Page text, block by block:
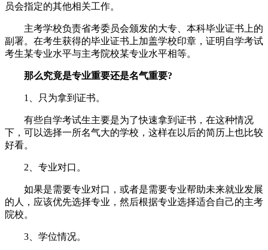
员会指定的其他相关工作。
主考学校负责省考委员会颁发的大专、本科毕业证书上的
副署。在考生获得的毕业证书上加盖学校印章，证明自学考试
考生某专业水平与主考院校某专业水平相等。
那么究竟是专业重要还是名气重要?
1、只为拿到证书。
有些自学考试生主要是为了快速拿到证书，在这种情况
下，可以选择一所名气大的学校，这样在以后的简历上也比较
好看。
2、专业对口。
如果是需要专业对口，或者是需要专业帮助未来就业发展
的人，应该优先选择专业，然后根据专业选择适合自己的主考
院校。
3、学位情况。